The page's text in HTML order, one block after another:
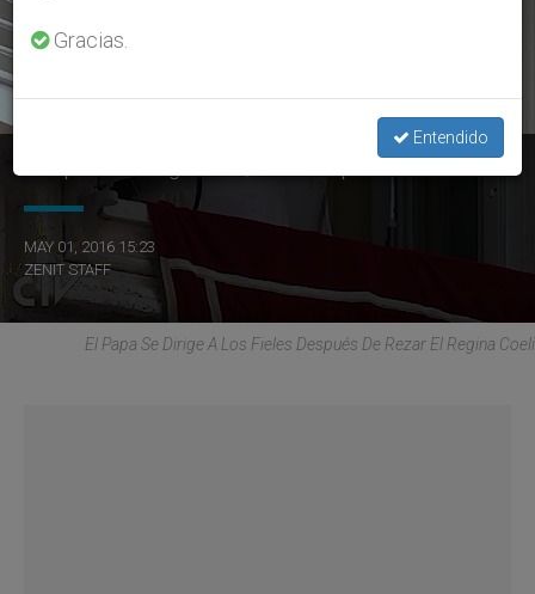
El Papa reza el Regina Coeli, Texto completo
MAY 01, 2016 15:23
ZENIT STAFF
El Papa Se Dirige A Los Fieles Después De Rezar El Regina Coeli
Gracias.
Entendido